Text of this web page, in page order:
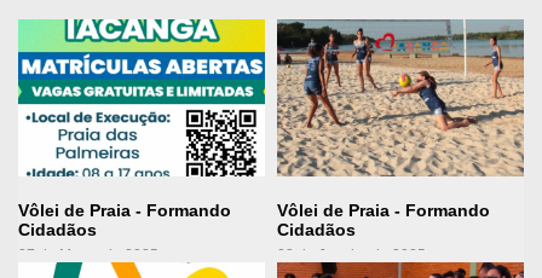
Ver Projeto
Vôlei de Praia - Formando
Cidadãos
07 de Março de 2025
Ver Projeto
Vôlei de Praia - Formando
Cidadãos
03 de Janeiro de 2025